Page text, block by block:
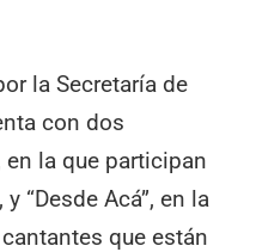
la Secretaría de
con dos
la que participan
“Desde Acá”, en la
que están